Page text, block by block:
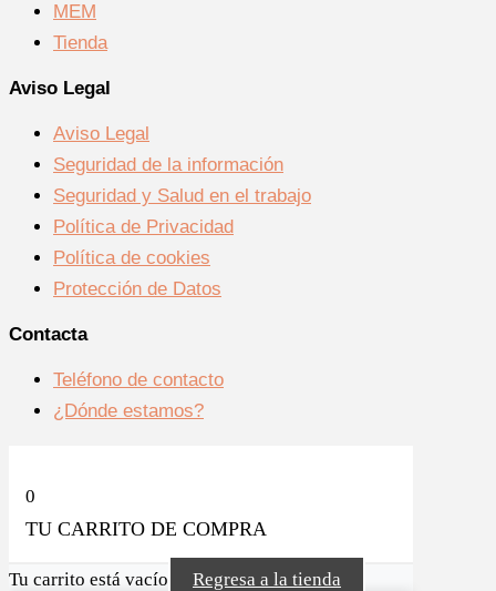
MEM
Tienda
Aviso Legal
Aviso Legal
Seguridad de la información
Seguridad y Salud en el trabajo
Política de Privacidad
Política de cookies
Protección de Datos
Contacta
Teléfono de contacto
¿Dónde estamos?
0
TU CARRITO DE COMPRA
Tu carrito está vacío Regresa a la tienda